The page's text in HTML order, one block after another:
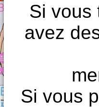
Si vous
avez
Si vous